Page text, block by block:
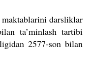
darsliklar
ta’minlash tartibi
2577-son bilan